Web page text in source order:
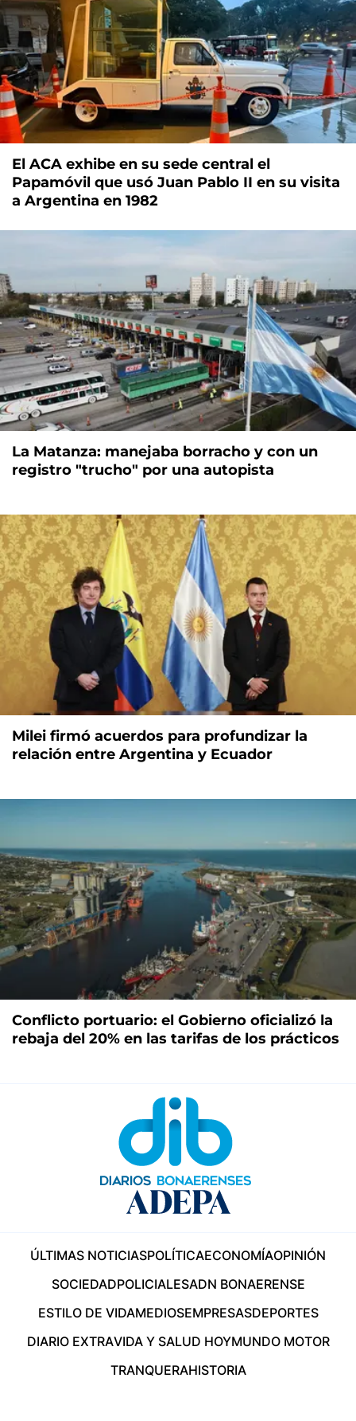
El ACA exhibe en su sede central el
Papamóvil que usó Juan Pablo II en su visita
a Argentina en 1982
La Matanza: manejaba borracho y con un
registro "trucho" por una autopista
Milei firmó acuerdos para profundizar la
relación entre Argentina y Ecuador
Conflicto portuario: el Gobierno oficializó la
rebaja del 20% en las tarifas de los prácticos
ÚLTIMAS NOTICIASPOLÍTICAECONOMÍAOPINIÓN
SOCIEDADPOLICIALESADN BONAERENSE
ESTILO DE VIDAMEDIOSEMPRESASDEPORTES
DIARIO EXTRAVIDA Y SALUD HOYMUNDO MOTOR
TRANQUERAHISTORIA